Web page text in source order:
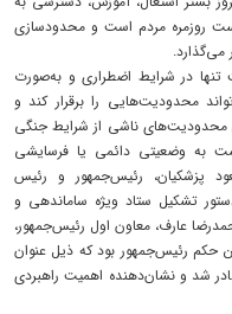
روزمره مردم است و محدودسازی
تنها در شرایط اضطراری و به‌صورت
محدودیت‌هایی را برقرار کند و
محدودیت‌های ناشی از شرایط جنگی
به وضعیتی دائمی یا فرسایشی
پزشکیان، رئیس‌جمهور و رئیس
امنیت ملی، در تاریخ ۲۲/۰۲/۱۴۰۵ دستور تشکیل ستاد ویژه ساماندهی و
عارف، معاون اول رئیس‌جمهور،
حکم رئیس‌جمهور بود که ذیل عنوان
شد و نشان‌دهنده اهمیت راهبردی